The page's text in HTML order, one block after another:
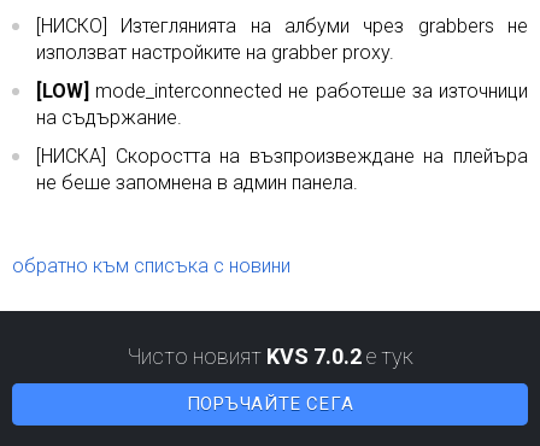
[НИСКО] Изтеглянията на албуми чрез grabbers не
използват настройките на grabber proxy.
[LOW] mode_interconnected не работеше за източници
на съдържание.
[НИСКА] Скоростта на възпроизвеждане на плейъра
не беше запомнена в админ панела.
обратно към списъка с новини
Чисто новият KVS 7.0.2е тук
ПОРЪЧАЙТЕ СЕГА